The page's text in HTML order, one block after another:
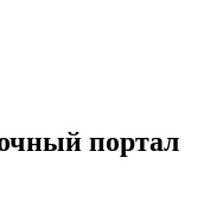
портал